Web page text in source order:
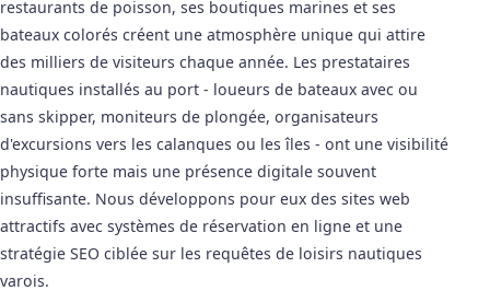
restaurants de poisson, ses boutiques marines et ses
bateaux colorés créent une atmosphère unique qui attire
des milliers de visiteurs chaque année. Les prestataires
nautiques installés au port - loueurs de bateaux avec ou
sans skipper, moniteurs de plongée, organisateurs
d'excursions vers les calanques ou les îles - ont une visibilité
physique forte mais une présence digitale souvent
insuffisante. Nous développons pour eux des sites web
attractifs avec systèmes de réservation en ligne et une
stratégie SEO ciblée sur les requêtes de loisirs nautiques
varois.